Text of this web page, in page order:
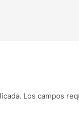
Los campos